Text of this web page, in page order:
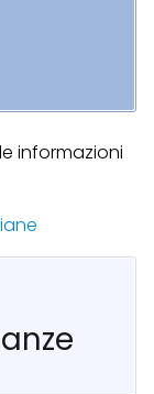
informazioni